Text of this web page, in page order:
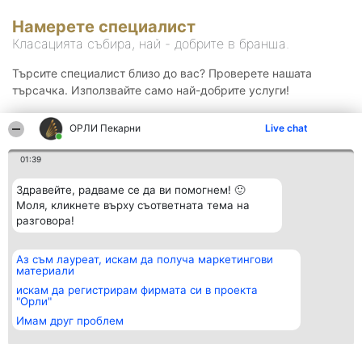
ОРЛИ Пекарни Live chat
01:39
Здравейте, радваме се да ви помогнем! 🙂
Моля, кликнете върху съответната тема на
разговора!
Аз съм лауреат, искам да получа маркетингови
материали
искам да регистрирам фирмата си в проекта
"Орли"
Имам друг проблем
Намерете специалист
Класацията събира, най - добрите в бранша.
Търсите специалист близо до вас? Проверете нашата
търсачка. Използвайте само най-добрите услуги!
Организатор на
класиране
BulevardulAleea Timișul De
Sus Nr. 2, Bl. A30, Sc. A, Et.
4, Ap. 13
București 53-238
Класация
всички
Статут/Устав
Контакти